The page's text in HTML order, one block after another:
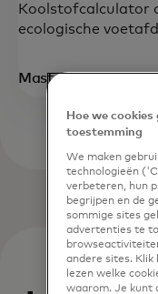
Koolstofcalculator
ecologische
Mastercard
Hoe we
toestemming
We maken
technologieën
verbeteren, hun
begrijpen en de
sommige sites
advertenties te
andere sites. Klik
lezen welke
waarom. Je kunt